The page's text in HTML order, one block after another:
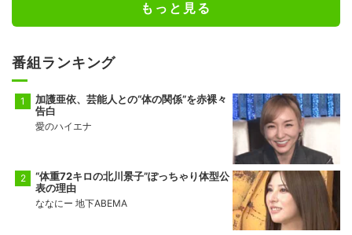
もっと見る
番組ランキング
加護亜依、芸能人との“体の関係”を赤裸々
告白
愛のハイエナ
“体重72キロの北川景子”ぽっちゃり体型公
表の理由
ななにー 地下ABEMA